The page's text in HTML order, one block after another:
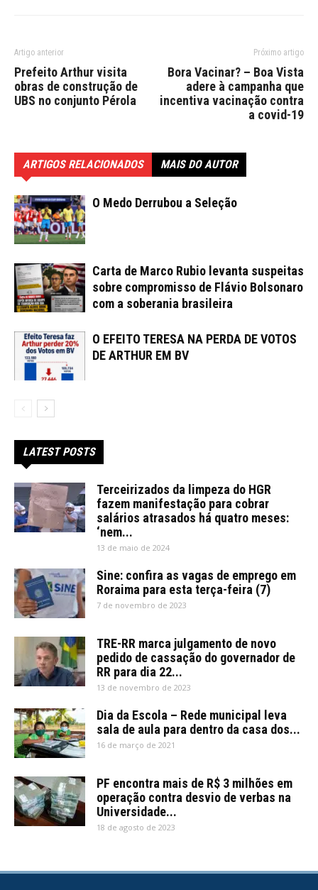
Artigo anterior
Prefeito Arthur visita
obras de construção de
UBS no conjunto Pérola
Próximo artigo
Bora Vacinar? – Boa Vista
adere à campanha que
incentiva vacinação contra
a covid-19
ARTIGOS RELACIONADOS MAIS DO AUTOR
O Medo Derrubou a Seleção
Carta de Marco Rubio levanta suspeitas
sobre compromisso de Flávio Bolsonaro
com a soberania brasileira
O EFEITO TERESA NA PERDA DE VOTOS
DE ARTHUR EM BV
LATEST POSTS
Terceirizados da limpeza do HGR
fazem manifestação para cobrar
salários atrasados há quatro meses:
‘nem...
13 de maio de 2024
Sine: confira as vagas de emprego em
Roraima para esta terça-feira (7)
7 de novembro de 2023
TRE-RR marca julgamento de novo
pedido de cassação do governador de
RR para dia 22...
13 de novembro de 2023
Dia da Escola – Rede municipal leva
sala de aula para dentro da casa dos...
16 de março de 2021
PF encontra mais de R$ 3 milhões em
operação contra desvio de verbas na
Universidade...
18 de agosto de 2023